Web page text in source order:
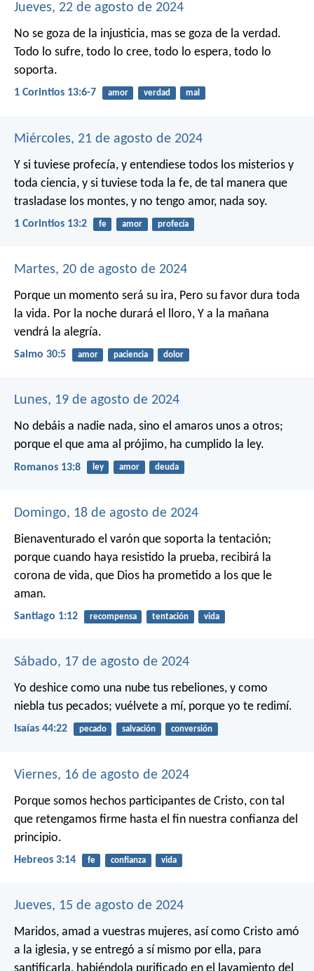
Jueves, 22 de agosto de 2024
No se goza de la injusticia, mas se goza de la verdad.
Todo lo sufre, todo lo cree, todo lo espera, todo lo
soporta.
1 Corintios 13:6-7 amor verdad mal
Miércoles, 21 de agosto de 2024
Y si tuviese profecía, y entendiese todos los misterios y
toda ciencia, y si tuviese toda la fe, de tal manera que
trasladase los montes, y no tengo amor, nada soy.
1 Corintios 13:2 fe amor profecía
Martes, 20 de agosto de 2024
Porque un momento será su ira, Pero su favor dura toda
la vida. Por la noche durará el lloro, Y a la mañana
vendrá la alegría.
Salmo 30:5 amor paciencia dolor
Lunes, 19 de agosto de 2024
No debáis a nadie nada, sino el amaros unos a otros;
porque el que ama al prójimo, ha cumplido la ley.
Romanos 13:8 ley amor deuda
Domingo, 18 de agosto de 2024
Bienaventurado el varón que soporta la tentación;
porque cuando haya resistido la prueba, recibirá la
corona de vida, que Dios ha prometido a los que le
aman.
Santiago 1:12 recompensa tentación vida
Sábado, 17 de agosto de 2024
Yo deshice como una nube tus rebeliones, y como
niebla tus pecados; vuélvete a mí, porque yo te redimí.
Isaías 44:22 pecado salvación conversión
Viernes, 16 de agosto de 2024
Porque somos hechos participantes de Cristo, con tal
que retengamos firme hasta el fin nuestra confianza del
principio.
Hebreos 3:14 fe confianza vida
Jueves, 15 de agosto de 2024
Maridos, amad a vuestras mujeres, así como Cristo amó
a la iglesia, y se entregó a sí mismo por ella, para